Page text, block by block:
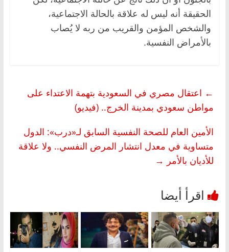
الحقيقة أنه ليس له علاقة بالحالة الاجتماعية،
والشخص المؤمن والقريب من ربه لا يُصاب
بالأمراض النفسية.
← اعتقال مصري في السعودية بتهمة الاعتداء على
مواطن سعودي بمدينة الخرج.. (فيديو)
الأمين العام للصحة النفسية السابق لـ«درب»: الدول
متساوية في معدل انتشار المرض النفسي.. ولا علاقة
للأديان بالأمر →